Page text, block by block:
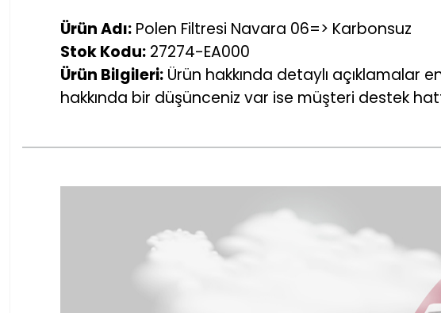
Ürün Adı: Polen Filtresi Navara 06=> Karbonsuz
Stok Kodu: 27274-EA000
Ürün Bilgileri: Ürün hakkında detaylı açıklamalar
hakkında bir düşünceniz var ise müşteri destek